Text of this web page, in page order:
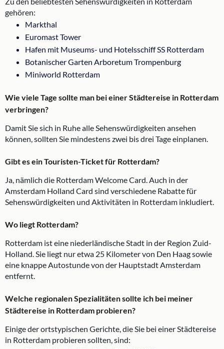
gehören:
Markthal
Euromast Tower
Hafen mit Museums- und Hotelsschiff SS Rotterdam
Botanischer Garten Arboretum Trompenburg
Miniworld Rotterdam
Wie viele Tage sollte man bei einer Städtereise in Rotterdam
verbringen?
Damit Sie sich in Ruhe alle Sehenswürdigkeiten ansehen
können, sollten Sie mindestens zwei bis drei Tage einplanen.
Gibt es ein Touristen-Ticket für Rotterdam?
Ja, nämlich die Rotterdam Welcome Card. Auch in der
Amsterdam Holland Card sind verschiedene Rabatte für
Sehenswürdigkeiten und Aktivitäten in Rotterdam inkludiert.
Wo liegt Rotterdam?
Rotterdam ist eine niederländische Stadt in der Region Zuid-
Holland. Sie liegt nur etwa 25 Kilometer von Den Haag sowie
eine knappe Autostunde von der Hauptstadt Amsterdam
entfernt.
Welche regionalen Spezialitäten sollte ich bei meiner
Städtereise in Rotterdam probieren?
Einige der ortstypischen Gerichte, die Sie bei einer Städtereise
in Rotterdam probieren sollten, sind: